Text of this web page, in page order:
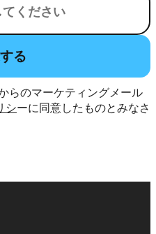
る
らのマーケティングメール
シーに同意したものとみなさ